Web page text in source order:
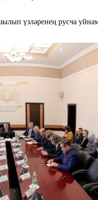
үзләренең русча